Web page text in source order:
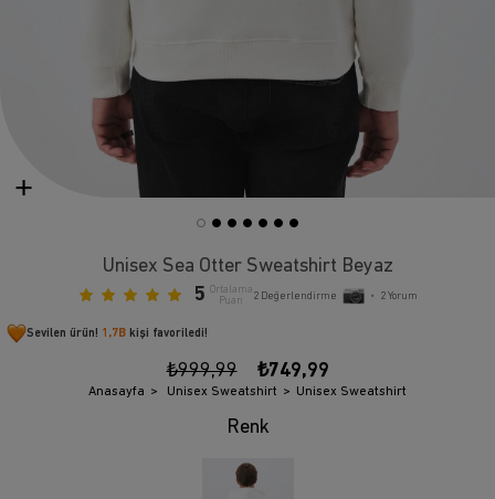
Unisex Sea Otter Sweatshirt Beyaz
5 Ortalama
Puan
2Değerlendirme • 2Yorum
Sevilen ürün! 1,7B kişi favoriledi!
₺999,99 ₺749,99
Anasayfa Unisex Sweatshirt Unisex Sweatshirt